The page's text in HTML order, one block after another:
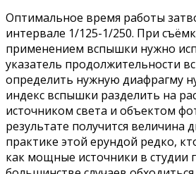
Оптимальное время работы
интервале 1/125-1/250. При
применением вспышки нужно
указатель продолжительности
определить нужную диафрагму
индекс вспышки разделить на
источником света и объектом
результате получится величина
практике этой ерундой редко,
как мощные источники в студии